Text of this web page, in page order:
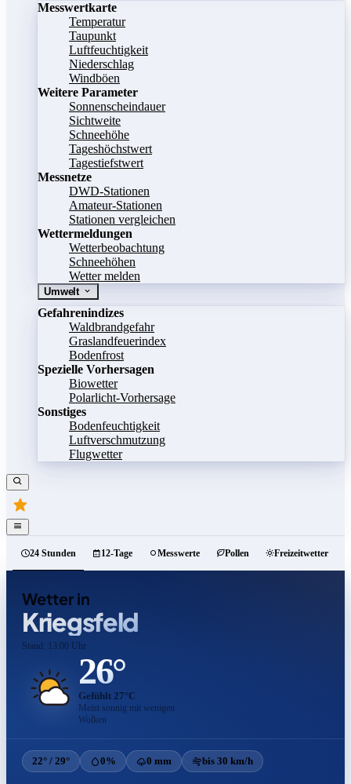
Messwertkarte
Temperatur
Taupunkt
Luftfeuchtigkeit
Niederschlag
Windböen
Weitere Parameter
Sonnenscheindauer
Sichtweite
Schneehöhe
Tageshöchstwert
Tagestiefstwert
Messnetze
DWD-Stationen
Amateur-Stationen
Stationen vergleichen
Wettermeldungen
Wetterbeobachtung
Schneehöhen
Wetter melden
Umwelt
Gefahrenindizes
Waldbrandgefahr
Graslandfeuerindex
Bodenfrost
Spezielle Vorhersagen
Biowetter
Polarlicht-Vorhersage
Sonstiges
Bodenfeuchtigkeit
Luftverschmutzung
Flugwetter
24 Stunden 12-Tage Messwerte Pollen Freizeitwetter
Wetter in
Kriegsfeld
Stand: 13:00 Uhr
26°
Gefühlt 27°C
Meist sonnig mit wenigen
Wolken
22° / 29° 0% 0 mm bis 30 km/h